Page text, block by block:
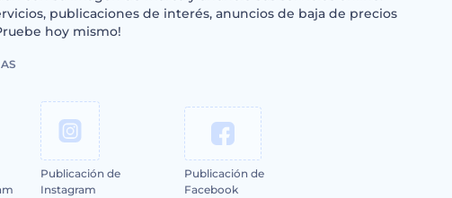
publicaciones de interés, anuncios de baja de precios
hoy mismo!
Publicación de
Instagram
Publicación de
Facebook